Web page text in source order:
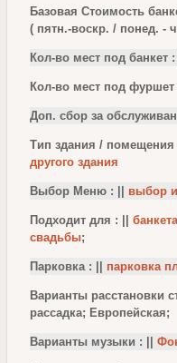
Базовая Стоимость
( пятн.-воскр. / понед. -
Кол-во мест под банкет :
Кол-во мест под фуршет
Доп. сбор за
Тип здания / помещения
другого здания
Выбор Меню : || выбор
Подходит для : || банкета
свадьбы;
Парковка : || парковка
Варианты расстановки
рассадка; Европейская;
Варианты музыки : ||